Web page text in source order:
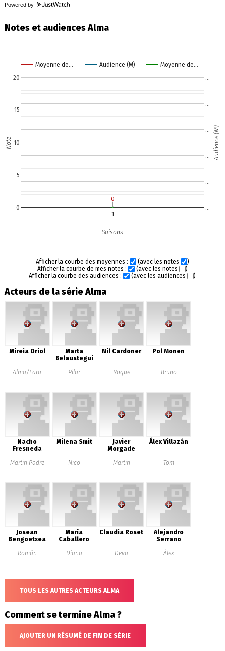
Powered by
Notes et audiences Alma
Moyenne de… Audience (M) Moyenne de…
1
0
5
10
15
20
…
…
…
…
…
…
0
0
Saisons
Note Audience (M)
Afficher la courbe des moyennes : (avec les notes
)
Afficher la courbe de mes notes :
(avec les notes
)
Afficher la courbe des audiences :
(avec les audiences )
Acteurs de la série Alma
Mireia Oriol
Alma/Lara
Marta
Belaustegui
Pilar
Nil Cardoner
Roque
Pol Monen
Bruno
Nacho
Fresneda
Martín Padre
Milena Smit
Nico
Javier
Morgade
Martín
Álex Villazán
Tom
Josean
Bengoetxea
Román
María
Caballero
Diana
Claudia Roset
Deva
Alejandro
Serrano
Álex
TOUS LES AUTRES ACTEURS ALMA
Comment se termine Alma ?
AJOUTER UN RÉSUMÉ DE FIN DE SÉRIE